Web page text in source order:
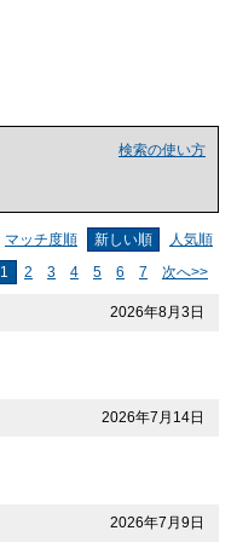
検索の使い方
マッチ度順 新しい順
人気順
1 2 3 4 5 6 7 次へ>>
2026年8月3日
2026年7月14日
2026年7月9日